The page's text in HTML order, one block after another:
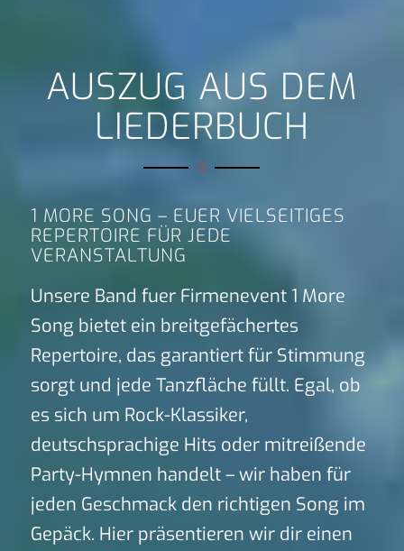
AUSZUG AUS DEM
LIEDERBUCH
1 MORE SONG – EUER VIELSEITIGES
REPERTOIRE FÜR JEDE
VERANSTALTUNG
Unsere Band fuer Firmenevent 1 More
Song bietet ein breitgefächertes
Repertoire, das garantiert für Stimmung
sorgt und jede Tanzfläche füllt. Egal, ob
es sich um Rock-Klassiker,
deutschsprachige Hits oder mitreißende
Party-Hymnen handelt – wir haben für
jeden Geschmack den richtigen Song im
Gepäck. Hier präsentieren wir dir einen